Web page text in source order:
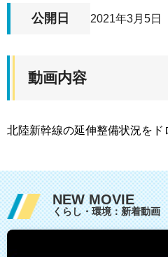
公開日 2021年3月5日
動画内容
北陸新幹線の延伸整備状況を
NEW MOVIE
くらし・環境：新着動画